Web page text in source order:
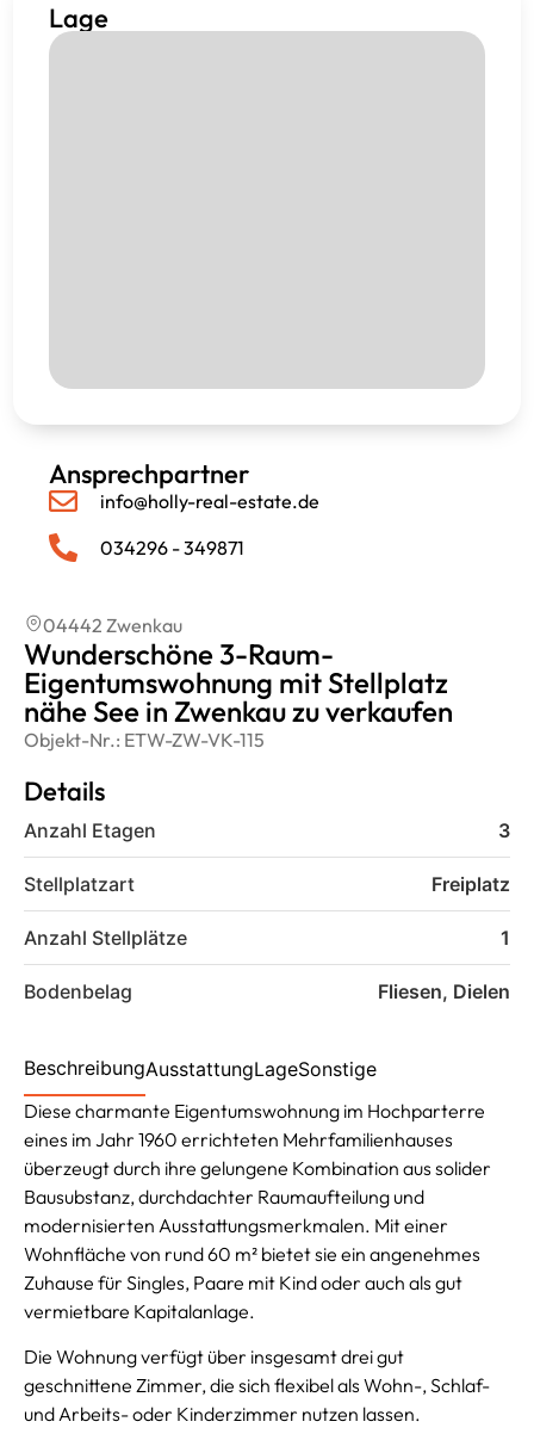
Lage
Ansprechpartner
info@holly-real-estate.de
034296 - 349871
04442 Zwenkau
Wunderschöne 3-Raum-
Eigentumswohnung mit Stellplatz
nähe See in Zwenkau zu verkaufen
Objekt-Nr.: ETW-ZW-VK-115
Details
Anzahl Etagen 3
Stellplatzart Freiplatz
Anzahl Stellplätze 1
Bodenbelag Fliesen, Dielen
BeschreibungAusstattungLageSonstige
Diese charmante Eigentumswohnung im Hochparterre
eines im Jahr 1960 errichteten Mehrfamilienhauses
überzeugt durch ihre gelungene Kombination aus solider
Bausubstanz, durchdachter Raumaufteilung und
modernisierten Ausstattungsmerkmalen. Mit einer
Wohnfläche von rund 60 m² bietet sie ein angenehmes
Zuhause für Singles, Paare mit Kind oder auch als gut
vermietbare Kapitalanlage.
Die Wohnung verfügt über insgesamt drei gut
geschnittene Zimmer, die sich flexibel als Wohn-, Schlaf-
und Arbeits- oder Kinderzimmer nutzen lassen.